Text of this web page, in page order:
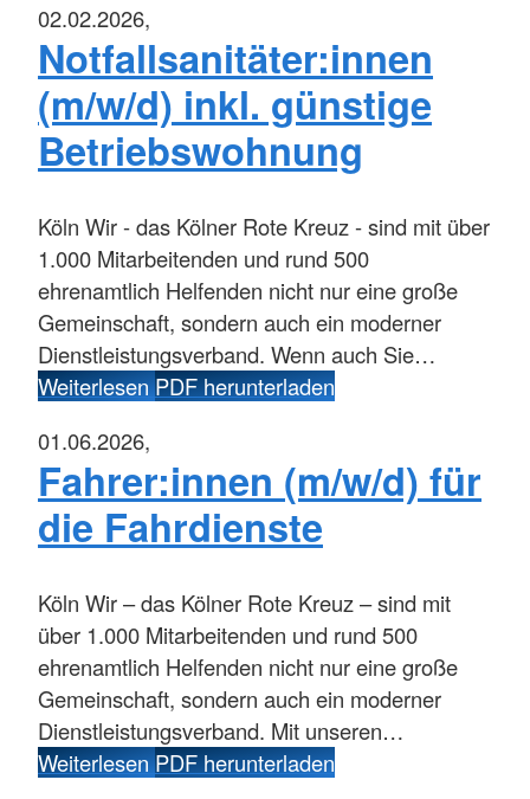
02.02.2026,
Notfallsanitäter:innen
(m/w/d) inkl. günstige
Betriebswohnung
Köln Wir - das Kölner Rote Kreuz - sind mit über
1.000 Mitarbeitenden und rund 500
ehrenamtlich Helfenden nicht nur eine große
Gemeinschaft, sondern auch ein moderner
Dienstleistungsverband. Wenn auch Sie…
WeiterlesenPDF herunterladen
01.06.2026,
Fahrer:innen (m/w/d) für
die Fahrdienste
Köln Wir – das Kölner Rote Kreuz – sind mit
über 1.000 Mitarbeitenden und rund 500
ehrenamtlich Helfenden nicht nur eine große
Gemeinschaft, sondern auch ein moderner
Dienstleistungsverband. Mit unseren…
WeiterlesenPDF herunterladen